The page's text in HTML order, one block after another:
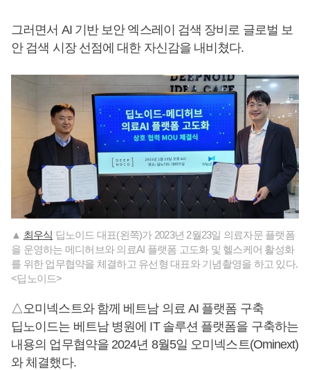
그러면서 AI 기반 보안 엑스레이 검색 장비로 글로벌 보
안 검색 시장 선점에 대한 자신감을 내비쳤다.
▲ 최우식 딥노이드 대표(왼쪽)가 2023년 2월23일 의료자문 플랫폼
을 운영하는 메디허브와 의료AI 플랫폼 고도화 및 헬스케어 활성화
를 위한 업무협약을 체결하고 유선형 대표와 기념촬영을 하고 있다.
<딥노이드>
△오미넥스트와 함께 베트남 의료 AI 플랫폼 구축
딥노이드는 베트남 병원에 IT 솔루션 플랫폼을 구축하는
내용의 업무협약을 2024년 8월5일 오미넥스트(Ominext)
와 체결했다.